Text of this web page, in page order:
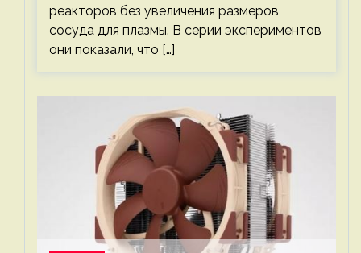
реакторов без увеличения размеров
сосуда для плазмы. В серии экспериментов
они показали, что […]